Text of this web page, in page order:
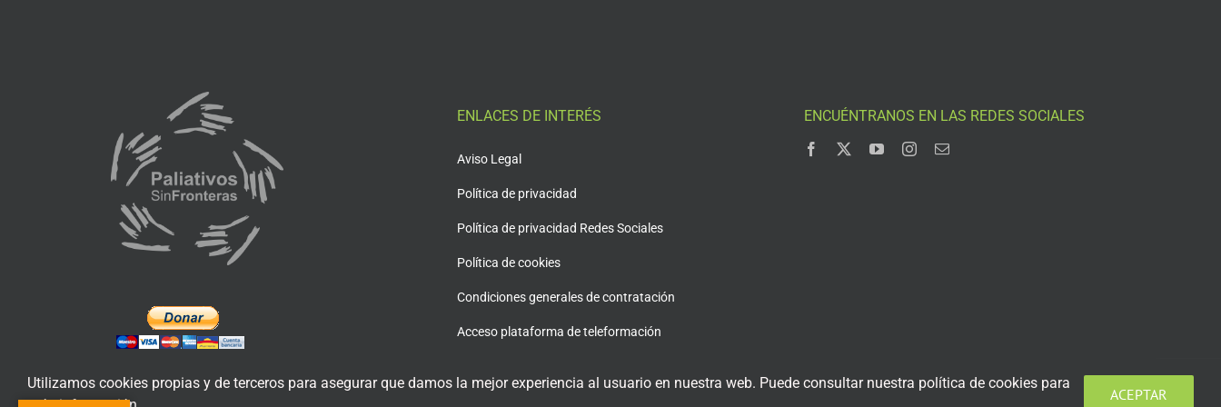
ENLACES DE INTERÉS
Aviso Legal
Política de privacidad
Política de privacidad Redes Sociales
Política de cookies
Condiciones generales de contratación
Acceso plataforma de teleformación
ENCUÉNTRANOS EN LAS REDES SOCIALES
Utilizamos cookies propias y de terceros para asegurar que damos la mejor experiencia al usuario en nuestra web. Puede consultar nuestra política de cookies para
ACEPTAR